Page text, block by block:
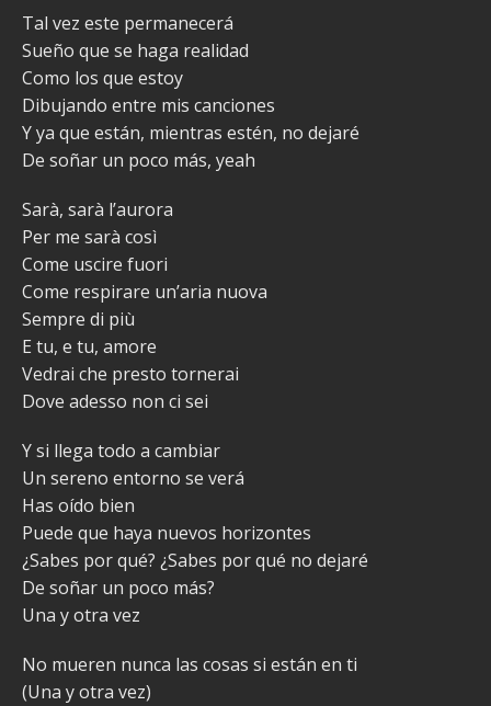
Tal vez este permanecerá
Sueño que se haga realidad
Como los que estoy
Dibujando entre mis canciones
Y ya que están, mientras estén, no dejaré
De soñar un poco más, yeah
Sarà, sarà l’aurora
Per me sarà così
Come uscire fuori
Come respirare un’aria nuova
Sempre di più
E tu, e tu, amore
Vedrai che presto tornerai
Dove adesso non ci sei
Y si llega todo a cambiar
Un sereno entorno se verá
Has oído bien
Puede que haya nuevos horizontes
¿Sabes por qué? ¿Sabes por qué no dejaré
De soñar un poco más?
Una y otra vez
No mueren nunca las cosas si están en ti
(Una y otra vez)